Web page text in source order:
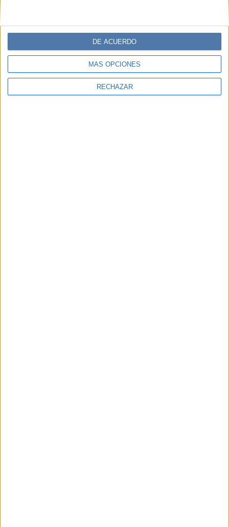
MÁS OPCIONES
RECHAZAR
DE ACUERDO